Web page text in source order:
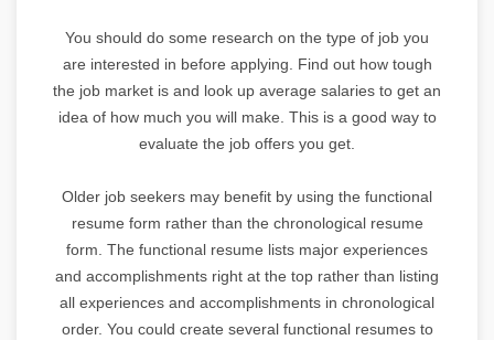
You should do some research on the type of job you
are interested in before applying. Find out how tough
the job market is and look up average salaries to get an
idea of how much you will make. This is a good way to
evaluate the job offers you get.
Older job seekers may benefit by using the functional
resume form rather than the chronological resume
form. The functional resume lists major experiences
and accomplishments right at the top rather than listing
all experiences and accomplishments in chronological
order. You could create several functional resumes to